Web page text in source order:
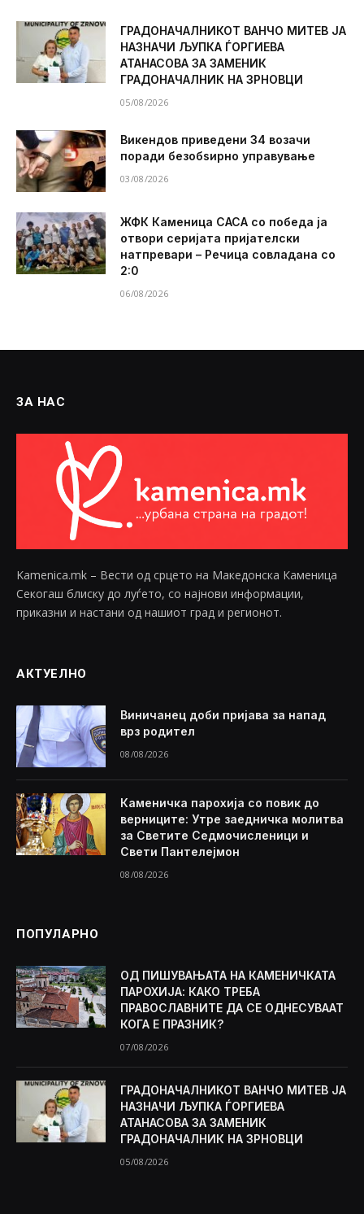
ГРАДОНАЧАЛНИКОТ ВАНЧО МИТЕВ ЈА
НАЗНАЧИ ЉУПКА ЃОРГИЕВА
АТАНАСОВА ЗА ЗАМЕНИК
ГРАДОНАЧАЛНИК НА ЗРНОВЦИ
05/08/2026
Викендов приведени 34 возачи
поради безобѕирно управување
03/08/2026
ЖФК Каменица САСА со победа ја
отвори серијата пријателски
натпревари – Речица совладана со
2:0
06/08/2026
ЗА НАС
Kamenica.mk – Вести од срцето на Македонска Каменица
Секогаш блиску до луѓето, со најнови информации,
приказни и настани од нашиот град и регионот.
АКТУЕЛНО
Виничанец доби пријава за напад
врз родител
08/08/2026
Каменичка парохија со повик до
верниците: Утре заедничка молитва
за Светите Седмочисленици и
Свети Пантелејмон
08/08/2026
ПОПУЛАРНО
ОД ПИШУВАЊАТА НА КАМЕНИЧКАТА
ПАРОХИЈА: КАКО ТРЕБА
ПРАВОСЛАВНИТЕ ДА СЕ ОДНЕСУВААТ
КОГА Е ПРАЗНИК?
07/08/2026
ГРАДОНАЧАЛНИКОТ ВАНЧО МИТЕВ ЈА
НАЗНАЧИ ЉУПКА ЃОРГИЕВА
АТАНАСОВА ЗА ЗАМЕНИК
ГРАДОНАЧАЛНИК НА ЗРНОВЦИ
05/08/2026